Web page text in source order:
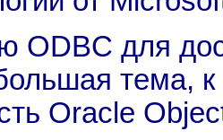
ODBC для
тема,
Oracle